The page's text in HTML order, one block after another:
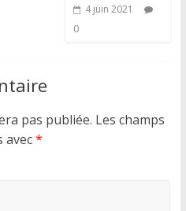
4 juin 2021
0
pas publiée. Les champs
avec*